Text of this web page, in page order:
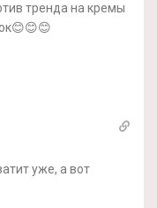
тренда на кремы
уже, а вот